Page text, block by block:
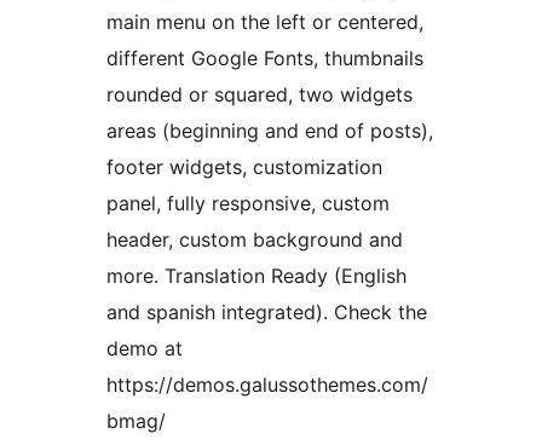
main menu on the left or centered,
different Google Fonts, thumbnails
rounded or squared, two widgets
areas (beginning and end of posts),
footer widgets, customization
panel, fully responsive, custom
header, custom background and
more. Translation Ready (English
and spanish integrated). Check the
demo at
https://demos.galussothemes.com/
bmag/